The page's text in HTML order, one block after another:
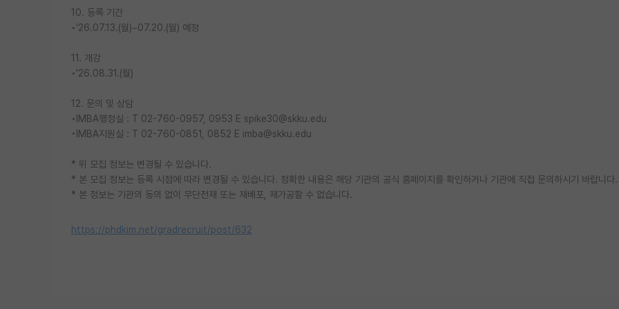
10. 등록 기간
•'26.07.13.(월)~07.20.(월) 예정
11. 개강
•'26.08.31.(월)
12. 문의 및 상담
•IMBA행정실 : T 02-760-0957, 0953 E spike30@skku.edu
•IMBA지원실 : T 02-760-0851, 0852 E imba@skku.edu
* 위 모집 정보는 변경될 수 있습니다.
* 본 모집 정보는 등록 시점에 따라 변경될 수 있습니다. 정확한 내용은 해당 기관의 공식 홈페이지를 확인하거나 기관에 직접 문의하시기 바랍니다.
* 본 정보는 기관의 동의 없이 무단전재 또는 재배포, 재가공할 수 없습니다.
https://phdkim.net/gradrecruit/post/632